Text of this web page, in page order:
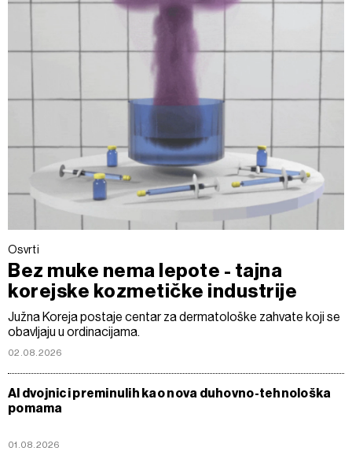
Osvrti
Bez muke nema lepote - tajna
korejske kozmetičke industrije
Južna Koreja postaje centar za dermatološke zahvate koji se
obavljaju u ordinacijama.
02.08.2026
AI dvojnici preminulih kao nova duhovno-tehnološka
pomama
01.08.2026